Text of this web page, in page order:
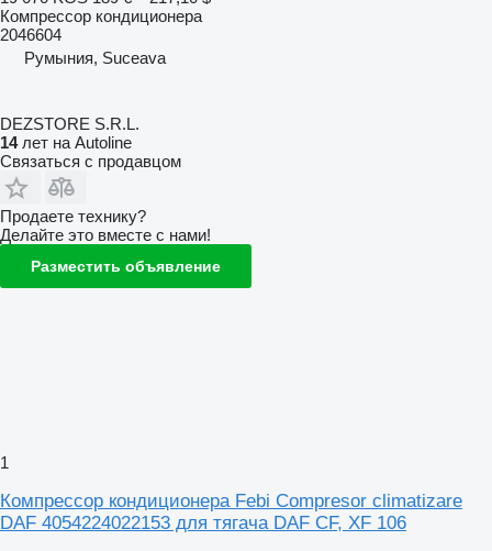
Компрессор кондиционера
2046604
Румыния, Suceava
DEZSTORE S.R.L.
14лет на Autoline
Связаться с продавцом
Продаете технику?
Делайте это вместе с нами!
Разместить объявление
1
Компрессор кондиционера Febi Compresor climatizare
DAF 4054224022153 для тягача DAF CF, XF 106